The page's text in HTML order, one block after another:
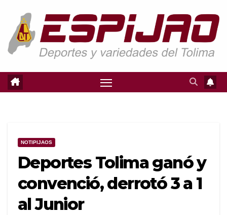
contenido
NOTIPIJAOS
Deportes Tolima ganó y
convenció, derrotó 3 a 1
al Junior